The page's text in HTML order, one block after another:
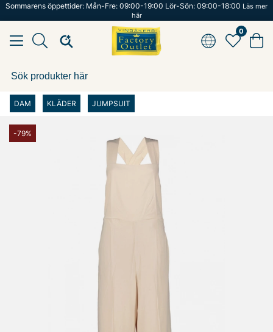
Sommarens öppettider: Mån-Fre: 09:00-19:00 Lör-Sön: 09:00-18:00 Läs mer
här
0
DAM KLÄDER JUMPSUIT
-79%